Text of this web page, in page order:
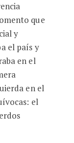
que
y
el país y
en el
en el
el